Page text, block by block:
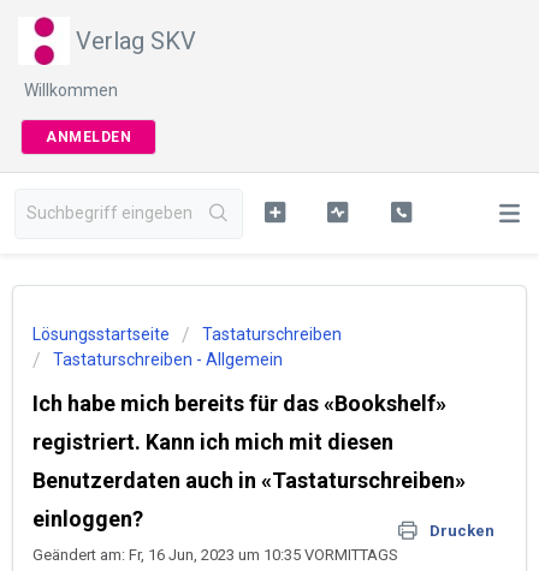
Verlag SKV
Willkommen
ANMELDEN
Lösungsstartseite
Tastaturschreiben
Tastaturschreiben - Allgemein
Ich habe mich bereits für das «Bookshelf»
registriert. Kann ich mich mit diesen
Benutzerdaten auch in «Tastaturschreiben»
einloggen?
Drucken
Geändert am: Fr, 16 Jun, 2023 um 10:35 VORMITTAGS